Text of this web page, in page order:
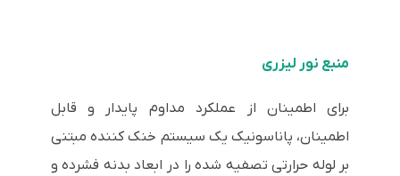
منبع نور لیزری
برای اطمینان از عملکرد مداوم پایدار و قابل
اطمینان، پاناسونیک یک سیستم خنک کننده مبتنی
بر لوله حرارتی تصفیه شده را در ابعاد بدنه فشرده و